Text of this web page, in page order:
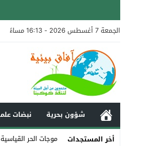
الجمعة 7 أغسطس 2026 - 16:13 مساءً
شؤون بحرية نبضات
أخر المستجدات
موجات الحر